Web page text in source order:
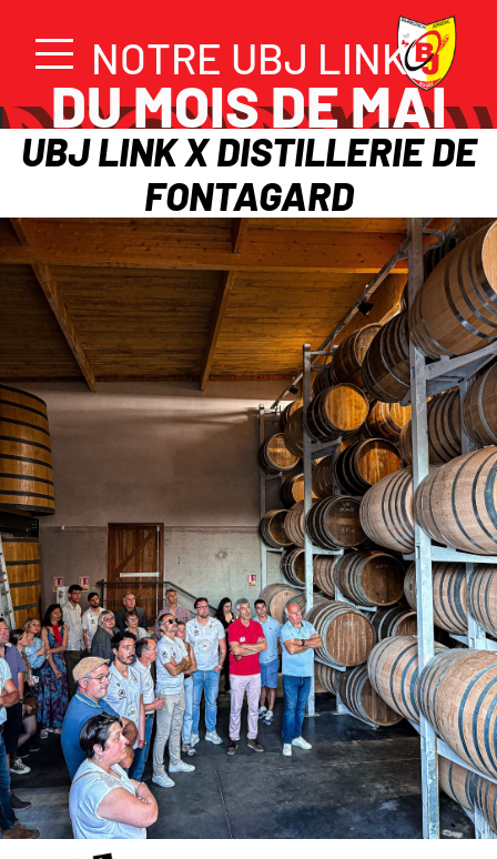
NOTRE UBJ LINK
DU MOIS DE MAI
UBJ LINK X DISTILLERIE DE
FONTAGARD